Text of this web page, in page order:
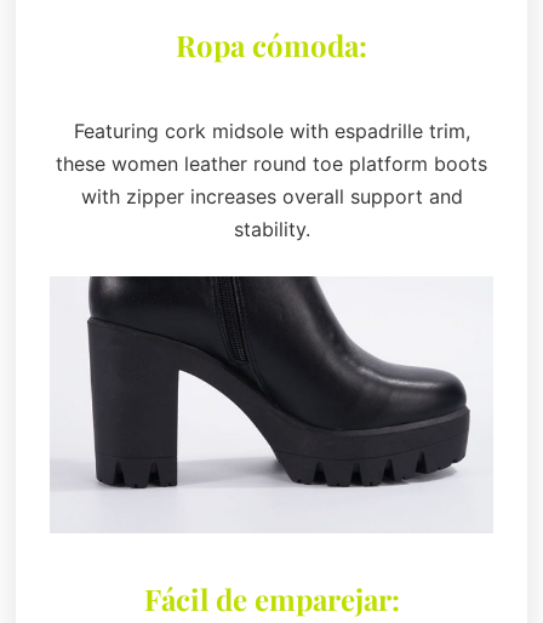
Ropa cómoda:
Featuring cork midsole with espadrille trim,
these women leather round toe platform boots
with zipper increases overall support and
stability.
Fácil de emparejar: